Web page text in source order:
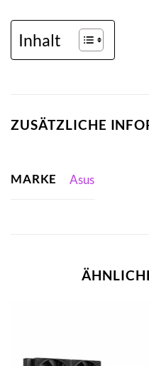
Inhalt
ZUSÄTZLICHE
MARKE Asus